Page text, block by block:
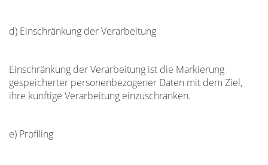
d) Einschränkung der Verarbeitung
Einschränkung der Verarbeitung ist die Markierung
gespeicherter personenbezogener Daten mit dem Ziel,
ihre künftige Verarbeitung einzuschränken.
e) Profiling